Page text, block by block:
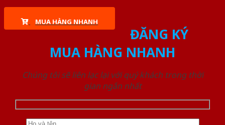
MUA HÀNG NHANH
ĐĂNG KÝ
MUA HÀNG NHANH
Chúng tôi sẽ liên lạc lại với quý khách trong thời
gian ngắn nhất